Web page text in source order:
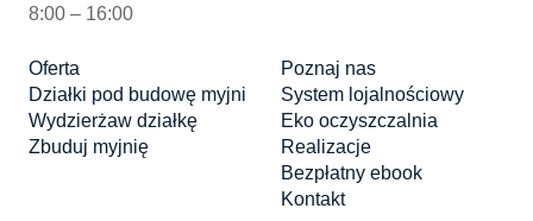
8:00 – 16:00
Oferta
Działki pod budowę myjni
Wydzierżaw działkę
Zbuduj myjnię
Poznaj nas
System lojalnościowy
Eko oczyszczalnia
Realizacje
Bezpłatny ebook
Kontakt